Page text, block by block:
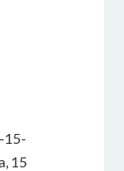
15-
15